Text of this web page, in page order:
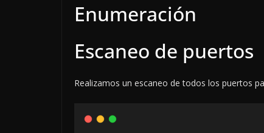
Enumeración
Escaneo de puertos
Realizamos un escaneo de todos los puertos